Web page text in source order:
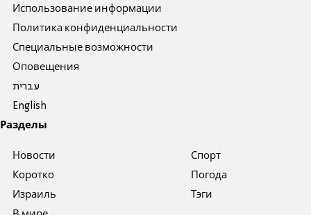
Использование информации
Политика конфиденциальности
Специальные возможности
Оповещения
עברית
English
Разделы
Новости
Коротко
Израиль
Спорт
Погода
Тэги